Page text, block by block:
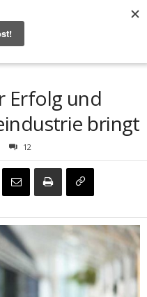
und Profit für die Reiseindustrie
Erfolg und
bringt
12